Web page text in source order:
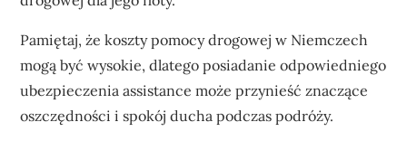
Pamiętaj, że koszty pomocy drogowej w Niemczech
mogą być wysokie, dlatego posiadanie odpowiedniego
ubezpieczenia assistance może przynieść znaczące
oszczędności i spokój ducha podczas podróży.